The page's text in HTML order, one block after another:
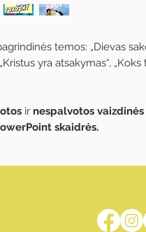
temos: „Dievas
yra atsakymas“, „Koks
ir nespalvotos vaizdinės
skaidrės.